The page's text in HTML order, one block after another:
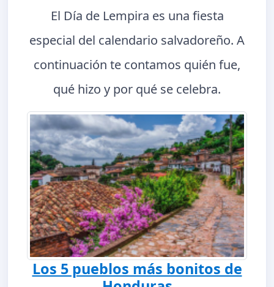
El Día de Lempira es una fiesta
especial del calendario salvadoreño. A
continuación te contamos quién fue,
qué hizo y por qué se celebra.
Los 5 pueblos más bonitos de